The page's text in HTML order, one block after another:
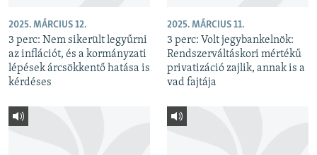
2025. MÁRCIUS 12.
3 perc: Nem sikerült legyűrni
az inflációt, és a kormányzati
lépések árcsökkentő hatása is
kérdéses
2025. MÁRCIUS 11.
3 perc: Volt jegybankelnök:
Rendszerváltáskori mértékű
privatizáció zajlik, annak is a
vad fajtája